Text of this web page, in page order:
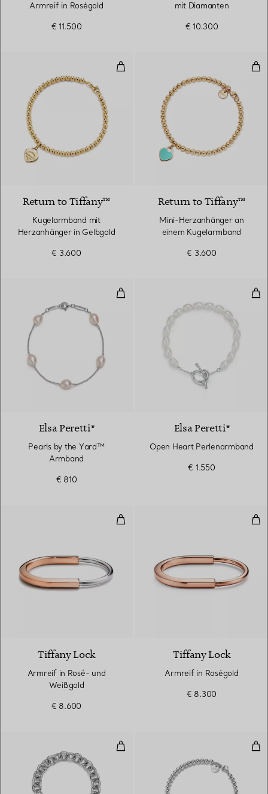
Armreif in Roségold
€ 11.500
mit Diamanten
€ 10.300
Kugelarmband mit
Return to Tiffany™
Kugelarmband mit
Herzanhänger in Gelbgold
€ 3.600
Return to Tiffany™
Mini-Herzanhänger an
einem Kugelarmband
€ 3.600
Pearls by the Yard™ Armband
Elsa Peretti®
Pearls by the Yard™
Armband
€ 810
Elsa Peretti®
Open Heart Perlenarmband
€ 1.550
Armreif in Rosé- und Weißgold
Tiffany Lock
Armreif in Rosé- und
Weißgold
€ 8.600
Tiffany Lock
Armreif in Roségold
€ 8.300
Armband mit Herzanhänger in